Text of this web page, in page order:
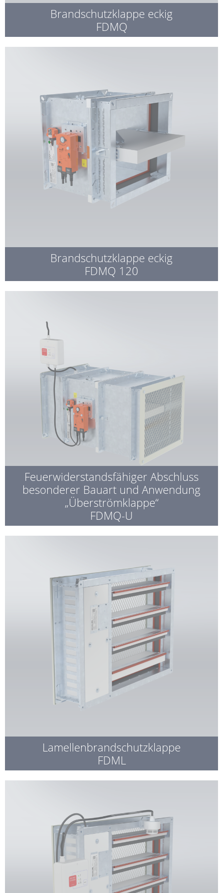
Brandschutzklappe eckig
FDMQ
Brandschutzklappe eckig
FDMQ 120
Feuerwiderstandsfähiger Abschluss
besonderer Bauart und Anwendung
„Überströmklappe“
FDMQ-U
Lamellenbrandschutzklappe
FDML